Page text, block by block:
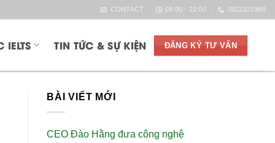
CONTACT 08:00 - 22:00 0522221988
IELTS TIN TỨC & SỰ KIỆN ĐĂNG KÝ TƯ VẤN
BÀI VIẾT MỚI
CEO Đào Hằng đưa công nghệ